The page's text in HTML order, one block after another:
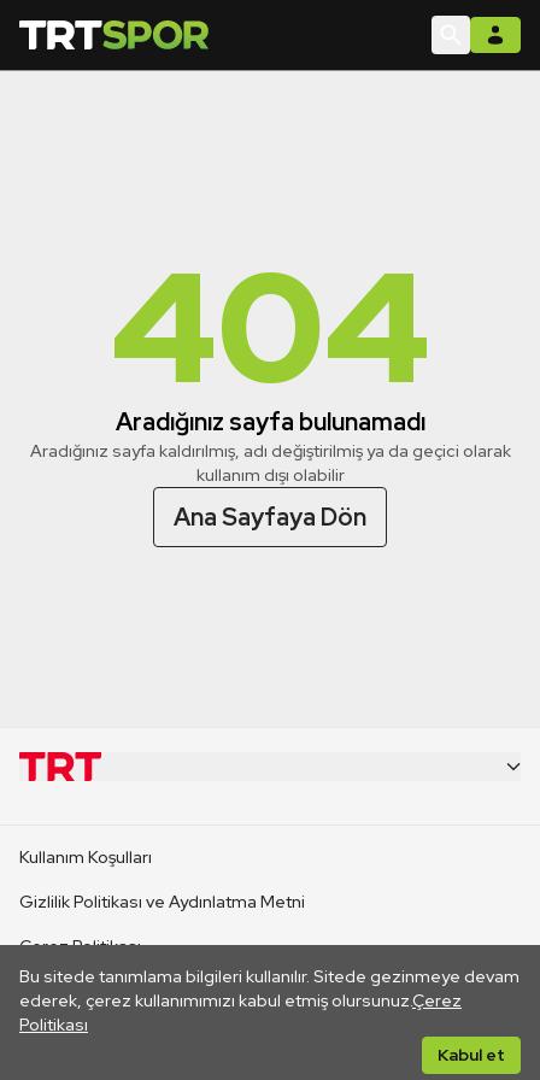
404
Aradığınız sayfa bulunamadı
Aradığınız sayfa kaldırılmış, adı değiştirilmiş ya da geçici olarak
kullanım dışı olabilir
Ana Sayfaya Dön
Bu sitede tanımlama bilgileri kullanılır. Sitede gezinmeye devam
ederek, çerez kullanımımızı kabul etmiş olursunuz.Çerez
Politikası
Kabul et
CANLI YAYINLAR
Kullanım Koşulları
Gizlilik Politikası ve Aydınlatma Metni
Çerez Politikası
İletişim
Her hakkı saklıdır. ©2026 TRT. Bağlantı yoluyla gidilen dış